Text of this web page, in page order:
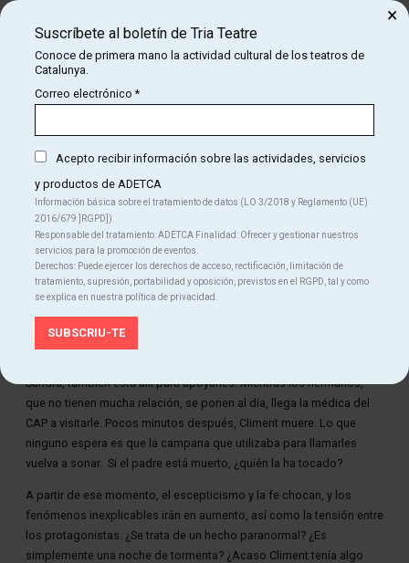
Sandra, también está allí para apoyarles. Mientras los hermanos,
que no tienen mucha relación, se ponen al día, llega la médica del
CAP a visitarle. Pocos minutos después, Climent muere. Lo que
ninguno espera es que la campana que utilizaba para llamarles
vuelva a sonar. Si el padre está muerto, ¿quién la ha tocado?
A partir de ese momento, el escepticismo y la fe chocan, y los
fenómenos inexplicables irán en aumento, así como la tensión entre
los protagonistas. ¿Se trata de un hecho paranormal? ¿Es
simplemente una noche de tormenta? ¿Acaso Climent tenía algo
Suscríbete al boletín de Tria Teatre
Conoce de primera mano la actividad cultural de los teatros de
Catalunya.
Correo electrónico*
Acepto recibir información sobre las actividades, servicios
y productos de ADETCA
Información básica sobre el tratamiento de datos (LO 3/2018 y Reglamento (UE)
2016/679 ]RGPD])
Responsable del tratamiento: ADETCA Finalidad: Ofrecer y gestionar nuestros
servicios para la promoción de eventos.
Derechos: Puede ejercer los derechos de acceso, rectificación, limitación de
tratamiento, supresión, portabilidad y oposición, previstos en el RGPD, tal y como
se explica en nuestra política de privacidad.
×